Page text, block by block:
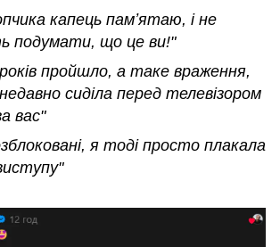
капець памʼятаю, і не
подумати, що це ви!"
пройшло, а таке враження,
сиділа перед телевізором
вас"
я тоді просто плакала